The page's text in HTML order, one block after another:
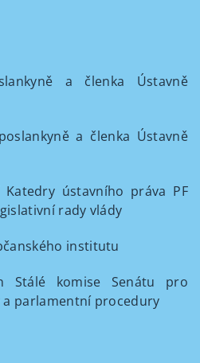
a členka Ústavně
a členka Ústavně
Katedry ústavního práva PF
rady vlády
institutu
Stálé komise Senátu pro
a parlamentní procedury